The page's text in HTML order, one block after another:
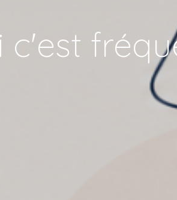
c'est